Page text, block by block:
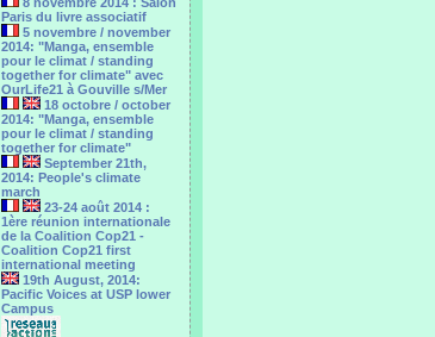
Paris du livre associatif
5 novembre / november
2014: "Manga, ensemble
pour le climat / standing
together for climate" avec
OurLife21 à Gouville s/Mer
18 octobre / october
2014: "Manga, ensemble
pour le ‎climat / standing
together for climate"
September 21th,
2014: People's climate
march
23-24 août 2014 :
1ère réunion internationale
de la Coalition Cop21 -
Coalition Cop21 first
international meeting
19th August, 2014:
Pacific Voices at USP lower
Campus